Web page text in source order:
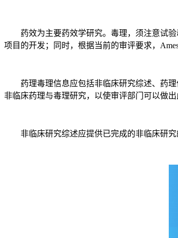
药效为主要药效学研究。毒理，须注意试验
项目的开发；同时，根据当前的审评要求，
药理毒理信息应包括非临床研究综述、药理
非临床药理与毒理研究，以使审评部门可以做出
非临床研究综述应提供已完成的非临床研究